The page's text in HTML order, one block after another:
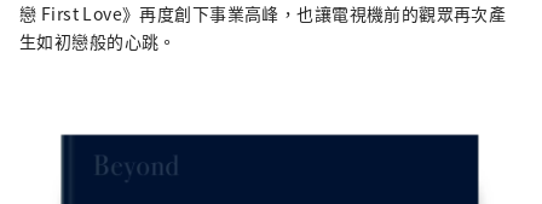
戀 First Love》再度創下事業高峰，也讓電視機前的觀眾再次產
生如初戀般的心跳。